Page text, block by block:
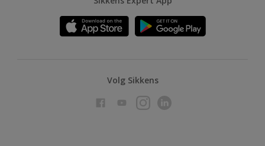
Volg Sikkens